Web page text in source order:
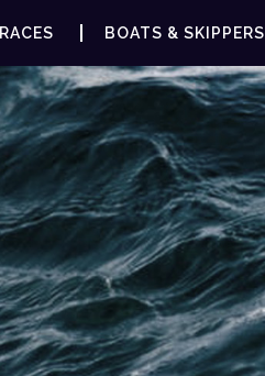
RACES BOATS & SKIPPERS